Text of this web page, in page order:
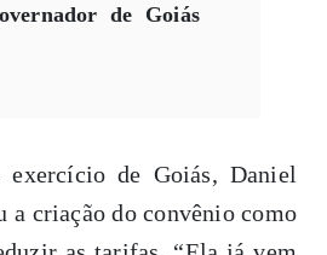
de Goiás
exercício de Goiás, Daniel
a criação do convênio como